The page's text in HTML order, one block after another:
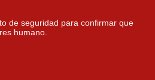
de seguridad para confirmar que
humano.